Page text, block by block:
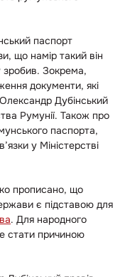
паспорт
що намір такий він
зробив. Зокрема,
документи, які
Дубінський
Румунії. Також про
паспорта,
у Міністерстві
прописано, що
є підставою для
. Для народного
стати причиною